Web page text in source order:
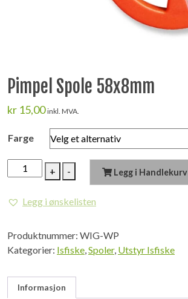
Pimpel Spole 58x8mm
kr 15,00 inkl. MVA.
Farge
+
Pimpel
Spole
antall
- Legg i Handlekurv
Legg i ønskelisten
Produktnummer: WIG-WP
Kategorier: Isfiske,Spoler, Utstyr Isfiske
Informasjon